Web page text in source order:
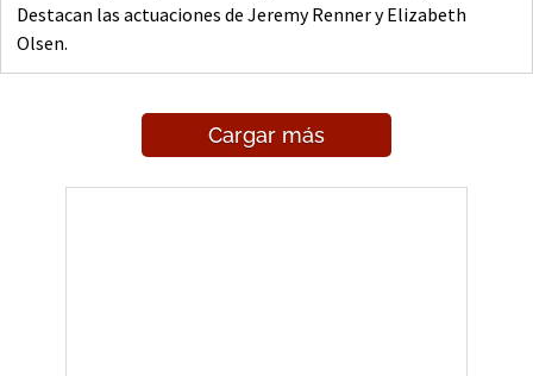
Destacan las actuaciones de Jeremy Renner y Elizabeth
Olsen.
Cargar más